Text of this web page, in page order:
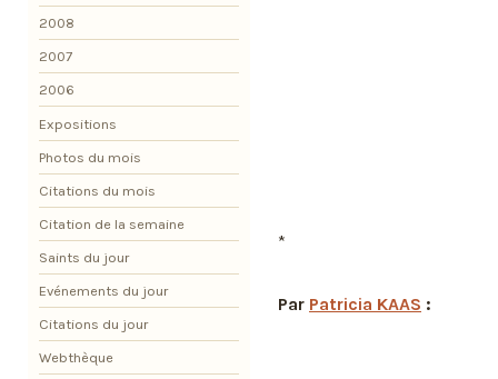
*
Par Patricia KAAS :
2008
2007
2006
Expositions
Photos du mois
Citations du mois
Citation de la semaine
Saints du jour
Evénements du jour
Citations du jour
Webthèque